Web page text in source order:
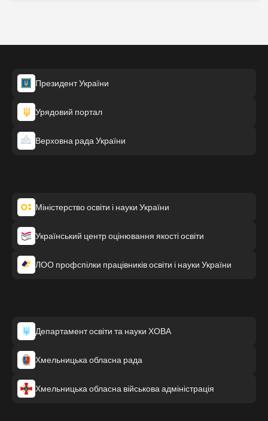
Президент України
Урядовий портал
Верховна рада України
Міністерство освіти і науки України
Український центр оцінювання якості освіти
ЛОО профспілки працівників освіти і науки України
Департамент освіти та науки ХОВА
Хмельницька обласна рада
Хмельницька обласна військова адміністрація